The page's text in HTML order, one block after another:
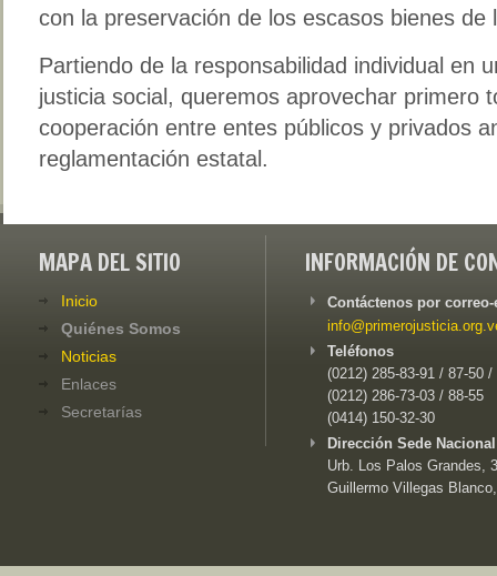
con la preservación de los escasos bienes de
Partiendo de la responsabilidad individual en
justicia social, queremos aprovechar primero
cooperación entre entes públicos y privados
reglamentación estatal.
MAPA DEL SITIO
Inicio
Quiénes Somos
Noticias
Enlaces
Secretarías
INFORMACIÓN DE
Contáctenos por
Teléfonos
(0212) 285-83-91 / 87-50 /
(0212) 286-73-03 / 88-55
(0414) 150-32-30
Dirección Sede
Urb. Los Palos Grandes,
Guillermo Villegas